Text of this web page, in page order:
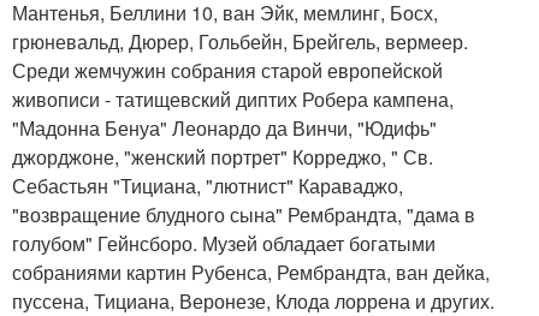
Мантенья, Беллини 10, ван Эйк, мемлинг, Босх,
грюневальд, Дюрер, Гольбейн, Брейгель, вермеер.
Среди жемчужин собрания старой европейской
живописи - татищевский диптих Робера кампена,
"Мадонна Бенуа" Леонардо да Винчи, "Юдифь"
джорджоне, "женский портрет" Корреджо, " Св.
Себастьян "Тициана, "лютнист" Караваджо,
"возвращение блудного сына" Рембрандта, "дама в
голубом" Гейнсборо. Музей обладает богатыми
собраниями картин Рубенса, Рембрандта, ван дейка,
пуссена, Тициана, Веронезе, Клода лоррена и других.